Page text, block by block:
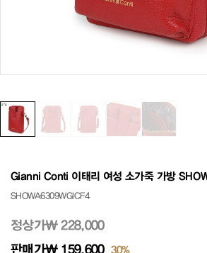
Gianni Conti 이태리 여성 소가죽 가방
SHOWA6309WGICF4
정상가₩ 228,000
판매가₩ 159,600 30%